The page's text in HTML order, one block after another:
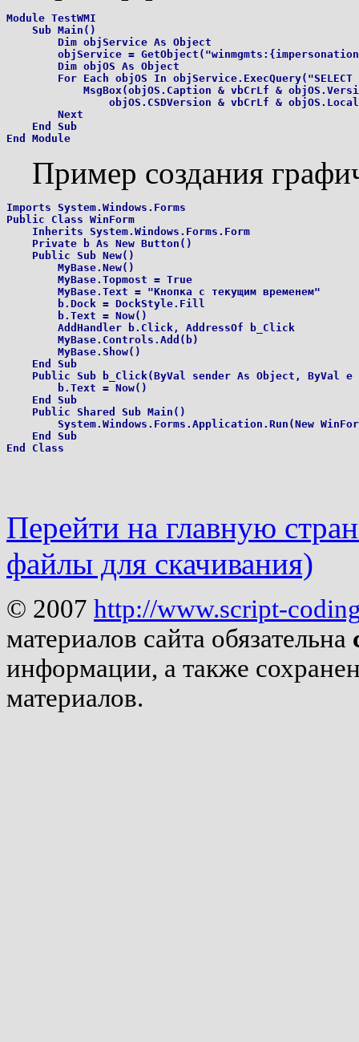
Module TestWMI
    Sub Main()
        Dim objService As Object
objService =
        Dim objOS As Object
For Each objOS In
MsgBox(objOS.Caption & vbCrLf &
objOS.CSDVersion & vbCrLf &
        Next
    End Sub
Пример создания
Imports System.Windows.Forms
Public Class WinForm
    Inherits System.Windows.Forms.Form
    Private b As New Button()
    Public Sub New()
        MyBase.New()
        MyBase.Topmost = True
        MyBase.Text = "Кнопка с текущим временем"
        b.Dock = DockStyle.Fill
        b.Text = Now()
        AddHandler b.Click, AddressOf b_Click
        MyBase.Controls.Add(b)
        MyBase.Show()
    End Sub
Public Sub b_Click(ByVal sender As Object, ByVal e
        b.Text = Now()
    End Sub
    Public Shared Sub Main()
System.Windows.Forms.Application.Run(New
    End Sub
Перейти на главную
файлы для скачивания)
© 2007 http://www.script-
материалов сайта обязательна
информации, а также
материалов.